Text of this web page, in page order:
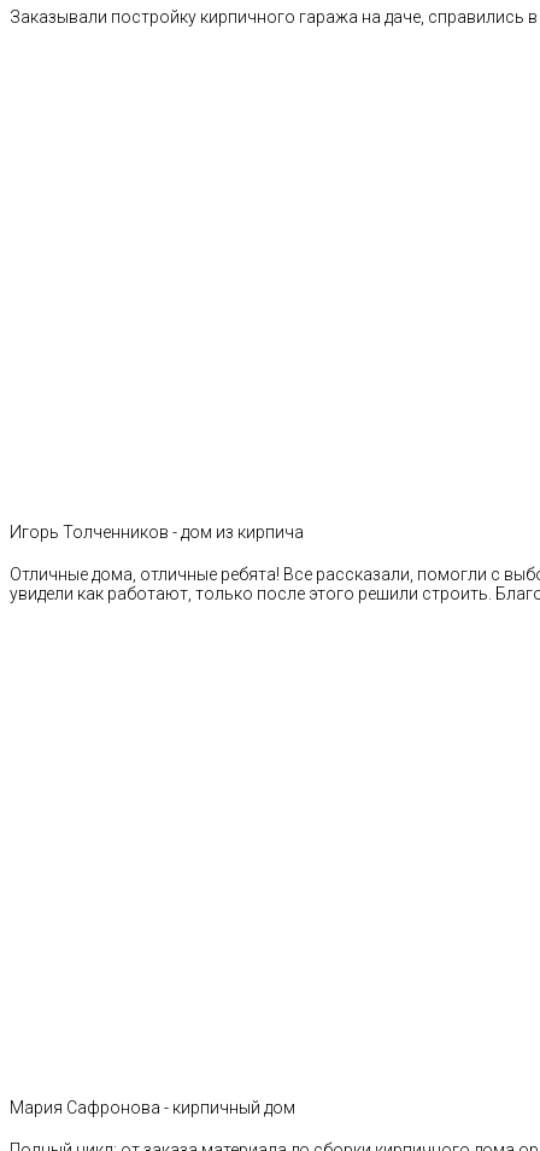
Заказывали постройку кирпичного гаража на даче, справились
Игорь Толченников - дом из кирпича
Отличные дома, отличные ребята! Все рассказали, помогли с
увидели как работают, только после этого решили строить.
Мария Сафронова - кирпичный дом